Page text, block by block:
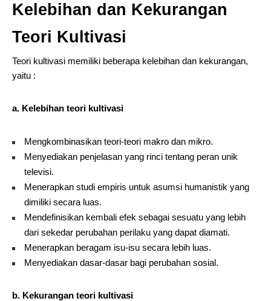
Kelebihan dan Kekurangan
Teori Kultivasi
Teori kultivasi memiliki beberapa kelebihan dan kekurangan,
yaitu :
a. Kelebihan teori kultivasi
Mengkombinasikan teori-teori makro dan mikro.
Menyediakan penjelasan yang rinci tentang peran unik
televisi.
Menerapkan studi empiris untuk asumsi humanistik yang
dimiliki secara luas.
Mendefinisikan kembali efek sebagai sesuatu yang lebih
dari sekedar perubahan perilaku yang dapat diamati.
Menerapkan beragam isu-isu secara lebih luas.
Menyediakan dasar-dasar bagi perubahan sosial.
b. Kekurangan teori kultivasi